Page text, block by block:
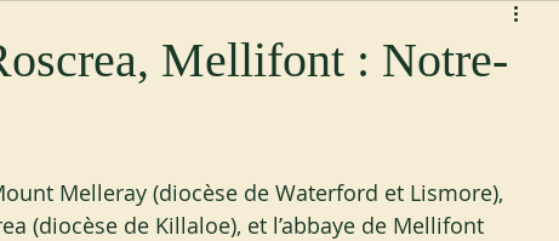
Mellifont : Notre-
Melleray (diocèse de Waterford et Lismore),
(diocèse de Killaloe), et l’abbaye de Mellifont